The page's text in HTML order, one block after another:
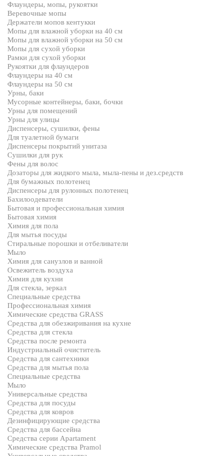
Флаундеры, мопы, рукоятки
Веревочные мопы
Держатели мопов кентукки
Мопы для влажной уборки на 40 см
Мопы для влажной уборки на 50 см
Мопы для сухой уборки
Рамки для сухой уборки
Рукоятки для флаундеров
Флаундеры на 40 см
Флаундеры на 50 см
Урны, баки
Мусорные контейнеры, баки, бочки
Урны для помещений
Урны для улицы
Диспенсеры, сушилки, фены
Для туалетной бумаги
Диспенсеры покрытий унитаза
Сушилки для рук
Фены для волос
Дозаторы для жидкого мыла, мыла-пены и дез.средств
Для бумажных полотенец
Диспенсеры для рулонных полотенец
Бахилоодеватели
Бытовая и профессиональная химия
Бытовая химия
Химия для пола
Для мытья посуды
Стиральные порошки и отбеливатели
Мыло
Химия для санузлов и ванной
Освежитель воздуха
Химия для кухни
Для стекла, зеркал
Специальные средства
Профессиональная химия
Химические средства GRASS
Средства для обезжиривания на кухне
Средства для стекла
Средства после ремонта
Индустриальный очиститель
Средства для сантехники
Средства для мытья пола
Специальные средства
Мыло
Универсальные средства
Средства для посуды
Средства для ковров
Дезинфицирующие средства
Средства для бассейна
Средства серии Apartament
Химические средства Pramol